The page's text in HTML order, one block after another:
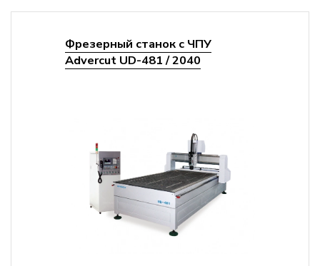
Фрезерный станок с ЧПУ
Advercut UD-481 / 2040